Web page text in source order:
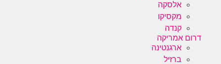
אלסקה
מקסיקו
קנדה
דרום אמריקה
ארגנטינה
ברזיל